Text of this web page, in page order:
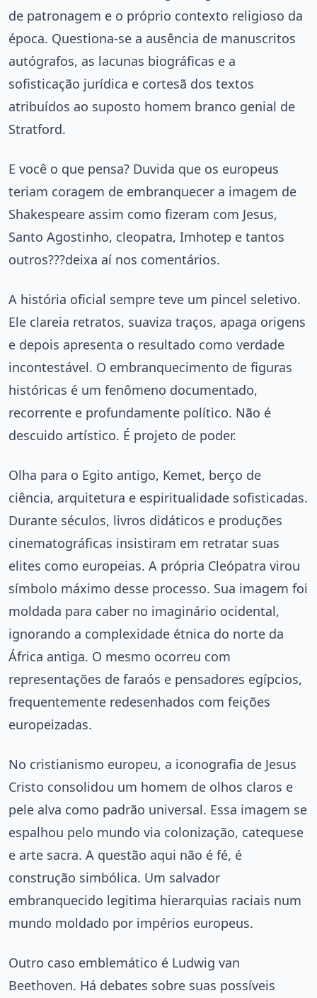
de patronagem e o próprio contexto religioso da
época. Questiona-se a ausência de manuscritos
autógrafos, as lacunas biográficas e a
sofisticação jurídica e cortesã dos textos
atribuídos ao suposto homem branco genial de
Stratford.
E você o que pensa? Duvida que os europeus
teriam coragem de embranquecer a imagem de
Shakespeare assim como fizeram com Jesus,
Santo Agostinho, cleopatra, Imhotep e tantos
outros???deixa aí nos comentários.
A história oficial sempre teve um pincel seletivo.
Ele clareia retratos, suaviza traços, apaga origens
e depois apresenta o resultado como verdade
incontestável. O embranquecimento de figuras
históricas é um fenômeno documentado,
recorrente e profundamente político. Não é
descuido artístico. É projeto de poder.
Olha para o Egito antigo, Kemet, berço de
ciência, arquitetura e espiritualidade sofisticadas.
Durante séculos, livros didáticos e produções
cinematográficas insistiram em retratar suas
elites como europeias. A própria Cleópatra virou
símbolo máximo desse processo. Sua imagem foi
moldada para caber no imaginário ocidental,
ignorando a complexidade étnica do norte da
África antiga. O mesmo ocorreu com
representações de faraós e pensadores egípcios,
frequentemente redesenhados com feições
europeizadas.
No cristianismo europeu, a iconografia de Jesus
Cristo consolidou um homem de olhos claros e
pele alva como padrão universal. Essa imagem se
espalhou pelo mundo via colonização, catequese
e arte sacra. A questão aqui não é fé, é
construção simbólica. Um salvador
embranquecido legitima hierarquias raciais num
mundo moldado por impérios europeus.
Outro caso emblemático é Ludwig van
Beethoven. Há debates sobre suas possíveis